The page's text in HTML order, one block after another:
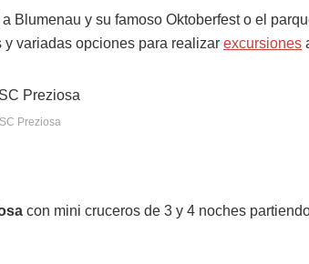
Blumenau y su famoso Oktoberfest o el
variadas opciones para realizar excursiones
Preziosa
con mini cruceros de 3 y 4 noches